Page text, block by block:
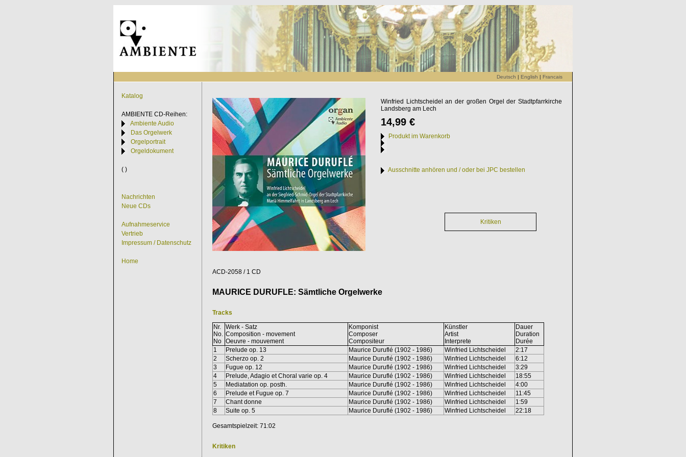
Deutsch | English | Francais
Katalog
AMBIENTE CD-Reihen:
Ambiente Audio
Das Orgelwerk
Orgelportrait
Orgeldokument
( )
Nachrichten
Neue CDs
Aufnahmeservice
Vertrieb
Impressum / Datenschutz
Home
Winfried Lichtscheidel an der großen Orgel der Stadtpfarrkirche
Landsberg am Lech
14,99 €
Produkt im Warenkorb
Ausschnitte anhören und / oder bei JPC bestellen
Kritiken
ACD-2058 / 1 CD
MAURICE DURUFLE: Sämtliche Orgelwerke
Tracks
Nr.
No.
No
Werk - Satz
Composition - movement
Oeuvre - mouvement
Komponist
Composer
Compositeur
Künstler
Artist
Interprete
Dauer
Duration
Durée
1
Prelude op. 13 Maurice Duruflé (1902 - 1986) Winfried Lichtscheidel
2:17
2
Scherzo op. 2 Maurice Duruflé (1902 - 1986) Winfried Lichtscheidel
6:12
3
Fugue op. 12 Maurice Duruflé (1902 - 1986) Winfried Lichtscheidel
3:29
4
Prelude, Adagio et Choral varie op. 4 Maurice Duruflé (1902 - 1986) Winfried Lichtscheidel
18:55
5
Mediatation op. posth. Maurice Duruflé (1902 - 1986) Winfried Lichtscheidel
4:00
6
Prelude et Fugue op. 7 Maurice Duruflé (1902 - 1986) Winfried Lichtscheidel
11:45
7
Chant donne Maurice Duruflé (1902 - 1986) Winfried Lichtscheidel
1:59
8
Suite op. 5 Maurice Duruflé (1902 - 1986) Winfried Lichtscheidel 22:18
Gesamtspielzeit: 71:02
Kritiken